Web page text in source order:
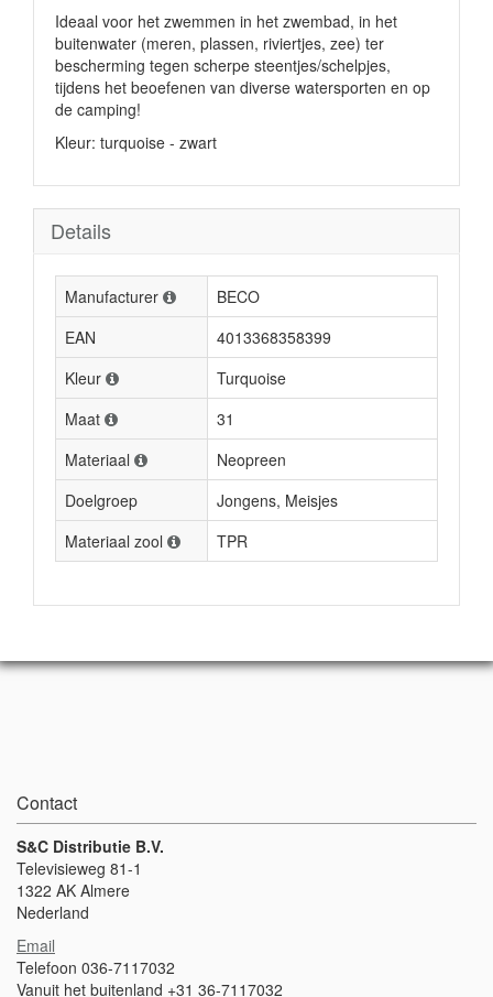
Ideaal voor het zwemmen in het zwembad, in het
buitenwater (meren, plassen, riviertjes, zee) ter
bescherming tegen scherpe steentjes/schelpjes,
tijdens het beoefenen van diverse watersporten en op
de camping!
Kleur: turquoise - zwart
Details
Manufacturer
BECO
EAN
4013368358399
Kleur
Turquoise
Maat
31
Materiaal
Neopreen
Doelgroep
Jongens, Meisjes
Materiaal zool
TPR
Contact
S&C Distributie B.V.
Televisieweg 81-1
1322 AK Almere
Nederland
Email
Telefoon 036-7117032
Vanuit het buitenland +31 36-7117032